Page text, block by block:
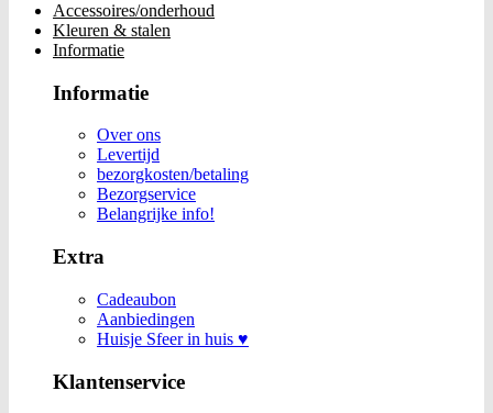
Accessoires/onderhoud
Kleuren & stalen
Informatie
Informatie
Over ons
Levertijd
bezorgkosten/betaling
Bezorgservice
Belangrijke info!
Extra
Cadeaubon
Aanbiedingen
Huisje Sfeer in huis ♥
Klantenservice